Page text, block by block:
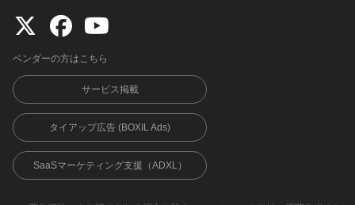
ベンダーの方はこちら
サービス掲載
タイアップ広告 (BOXIL Ads)
SaaSマーケティング支援（ADXL）